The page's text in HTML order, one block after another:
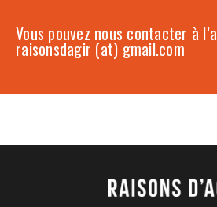
Vous pouvez nous contacter à
raisonsdagir (at) gmail.com